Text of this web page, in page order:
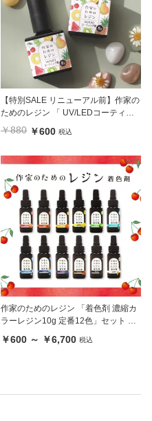
【特別SALE リニューアル前】作家の
ためのレジン 「 UV/LEDコーティン
グ液 8g 」1本
￥880 ￥600 税込
作家のためのレジン 「着色剤 濃縮カ
ラーレジン10g 定番12色」セット 及
び単品
￥600 ～ ￥6,700 税込